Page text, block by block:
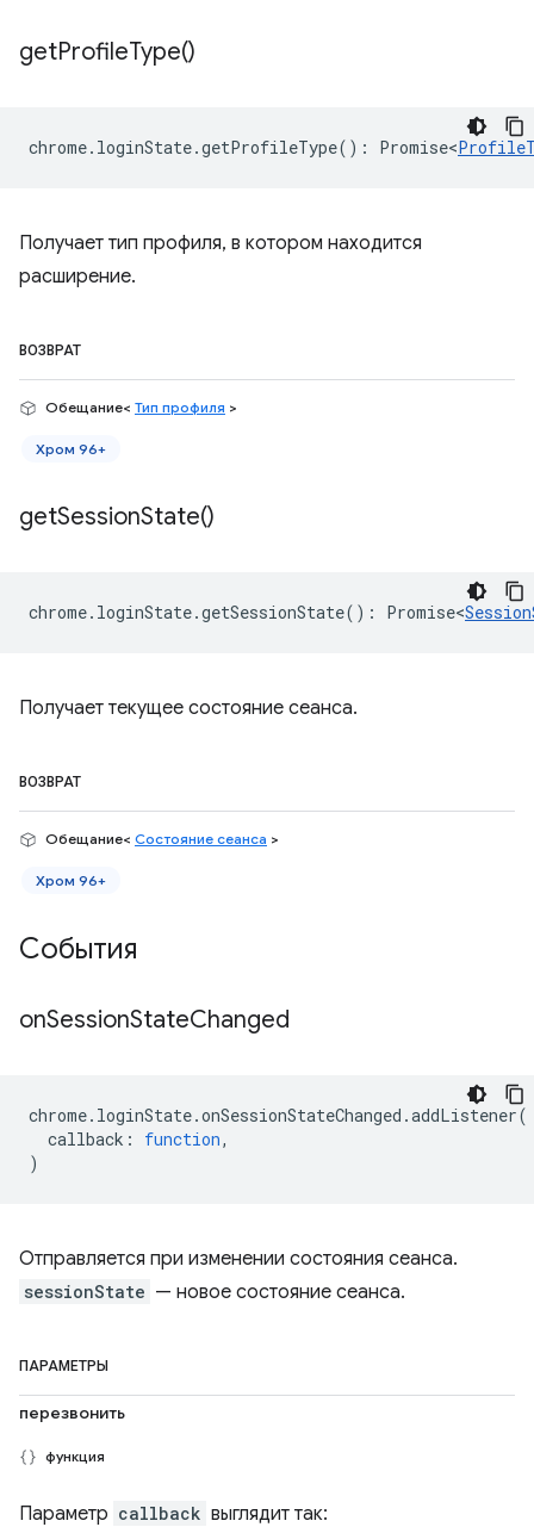
getProfileType()
chrome. loginState.getProfileType() : Promise<
Получает тип профиля, в котором находится
расширение.
ВОЗВРАТ
Обещание< Тип профиля >
Хром 96+
getSessionState()
chrome. loginState.getSessionState() : Promise<
Получает текущее состояние сеанса.
ВОЗВРАТ
Обещание< Состояние сеанса >
Хром 96+
События
onSessionStateChanged
chrome. loginState.onSessionStateChanged .addListener(
callback : function,
)
Отправляется при изменении состояния сеанса.
sessionState — новое состояние сеанса.
ПАРАМЕТРЫ
перезвонить
функция
Параметр callback выглядит так: